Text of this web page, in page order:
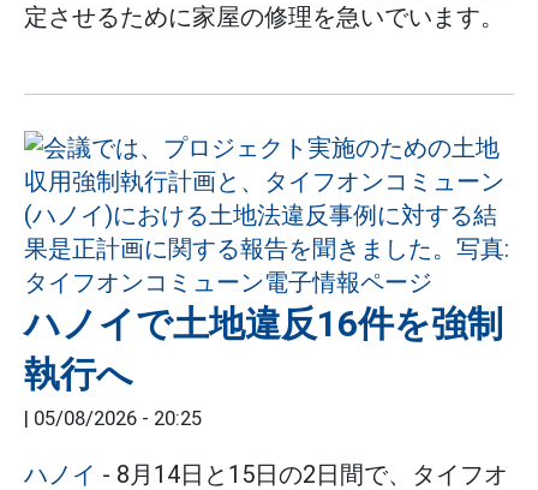
定させるために家屋の修理を急いでいます。
ハノイで土地違反16件を強制
執行へ
| 05/08/2026 - 20:25
ハノイ - 8月14日と15日の2日間で、タイフオ